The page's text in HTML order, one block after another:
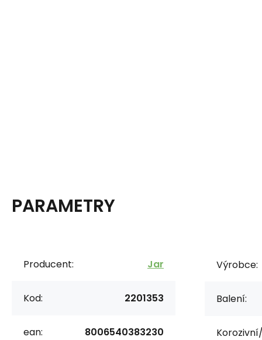
PARAMETRY
Producent: Jar
Kod: 2201353
ean: 8006540383230
Výrobce:
Balení: